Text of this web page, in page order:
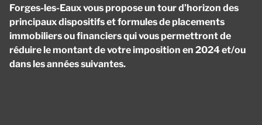
Forges-les-Eaux vous propose un tour d’horizon des
principaux dispositifs et formules de placements
immobiliers ou financiers qui vous permettront de
réduire le montant de votre imposition en 2024 et/ou
dans les années suivantes.